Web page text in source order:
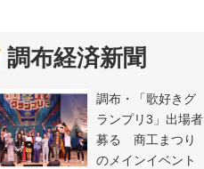
調布経済新聞
調布・「歌好きグ
ランプリ3」出場者
募る 商工まつり
のメインイベント